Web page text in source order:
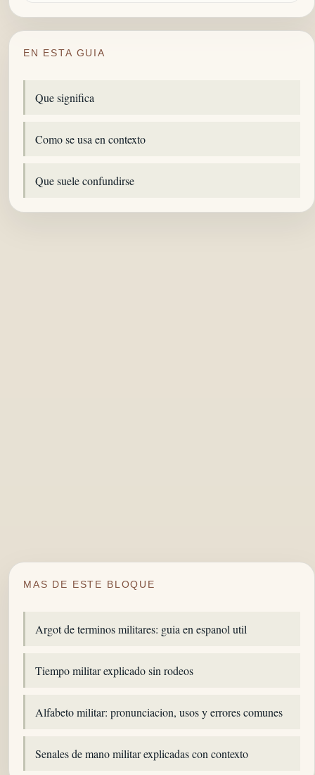
EN ESTA GUIA
Que significa
Como se usa en contexto
Que suele confundirse
MAS DE ESTE BLOQUE
Argot de terminos militares: guia en espanol util
Tiempo militar explicado sin rodeos
Alfabeto militar: pronunciacion, usos y errores comunes
Senales de mano militar explicadas con contexto